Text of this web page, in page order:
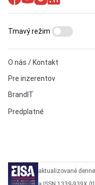
O nás / Kontakt
Pre inzerentov
BrandIT
Predplatné
Tmavý režim
aktualizované